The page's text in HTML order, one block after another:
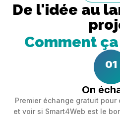
De l'idée au
Comment
01
On
Premier échange gratuit
et voir si Smart4Web est le